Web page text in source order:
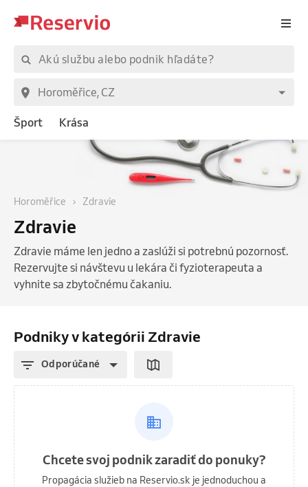
Šport Krása
Horoměřice Zdravie
Zdravie
Zdravie máme len jedno a zaslúži si potrebnú pozornosť.
Rezervujte si návštevu u lekára či fyzioterapeuta a
vyhnite sa zbytočnému čakaniu.
Podniky v kategórii Zdravie
Odporúčané
Chcete svoj podnik zaradiť do ponuky?
Propagácia služieb na Reservio.sk je jednoduchou a